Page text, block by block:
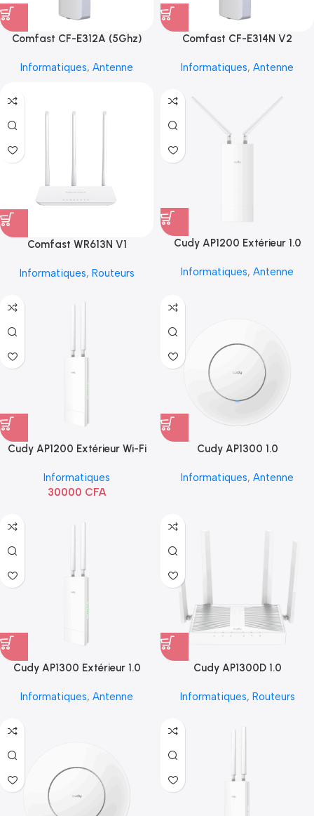
Comfast CF-E312A (5Ghz)
Informatiques, Antenne
Comfast CF-E314N V2
Informatiques, Antenne
Comfast WR613N V1
Informatiques, Routeurs
Cudy AP1200 Extérieur 1.0
Informatiques, Antenne
Cudy AP1200 Extérieur Wi-Fi
Informatiques
30000 CFA
Cudy AP1300 1.0
Informatiques, Antenne
Cudy AP1300 Extérieur 1.0
Informatiques, Antenne
Cudy AP1300D 1.0
Informatiques, Routeurs